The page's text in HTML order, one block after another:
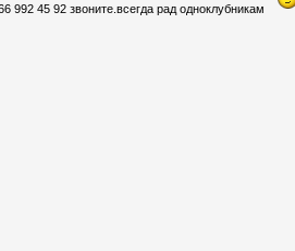
45 92 звоните.всегда рад одноклубникам